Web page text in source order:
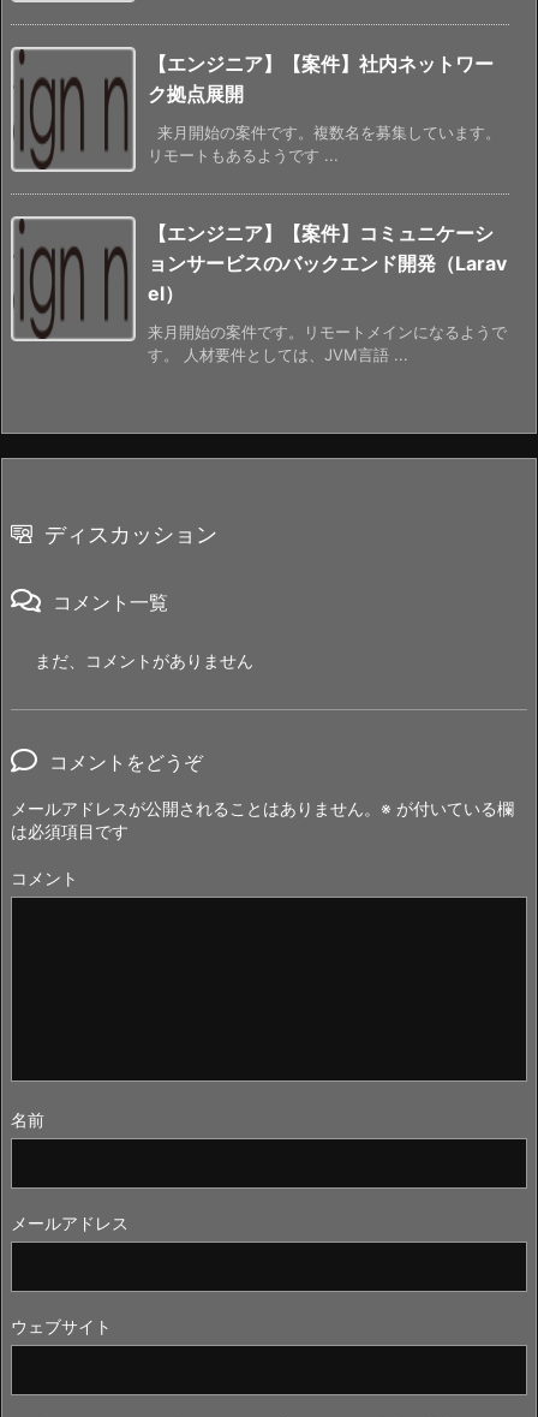
【エンジニア】【案件】社内ネットワー
ク拠点展開
来月開始の案件です。複数名を募集しています。
リモートもあるようです ...
【エンジニア】【案件】コミュニケーシ
ョンサービスのバックエンド開発（Larav
el）
来月開始の案件です。リモートメインになるようで
す。 人材要件としては、JVM言語 ...
ディスカッション
コメント一覧
まだ、コメントがありません
コメントをどうぞ
メールアドレスが公開されることはありません。 ※ が付いている欄
は必須項目です
コメント
名前
メールアドレス
ウェブサイト